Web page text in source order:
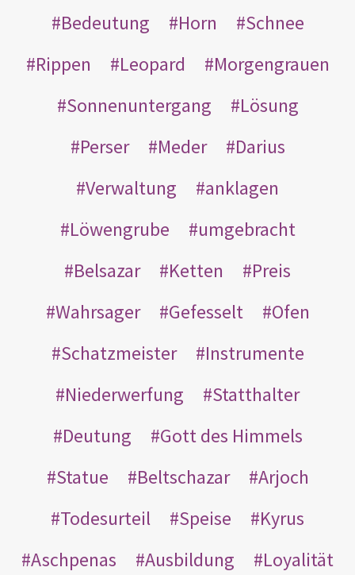
Bedeutung
Horn
Schnee
Rippen
Leopard
Morgengrauen
Sonnenuntergang
Lösung
Perser
Meder
Darius
Verwaltung
anklagen
Löwengrube
umgebracht
Belsazar
Ketten
Preis
Wahrsager
Gefesselt
Ofen
Schatzmeister
Instrumente
Niederwerfung
Statthalter
Deutung
Gott des Himmels
Statue
Beltschazar
Arjoch
Todesurteil
Speise
Kyrus
Aschpenas
Ausbildung
Loyalität